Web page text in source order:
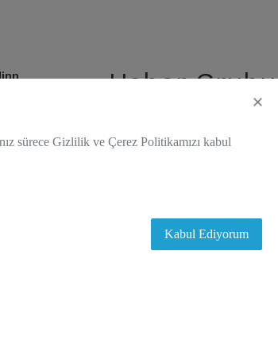
Haber Grubu
ekleyin
sürece Gizlilik ve Çerez Politikamızı kabul
Kabul Ediyorum